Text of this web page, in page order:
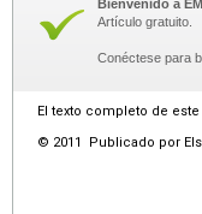
Bienvenido a
Artículo gratuito.
Conéctese para
El texto completo de
© 2011 Publicado por